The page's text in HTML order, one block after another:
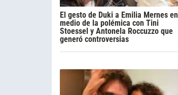
El gesto de Duki a Emilia Mernes en
medio de la polémica con Tini
Stoessel y Antonela Roccuzzo que
generó controversias